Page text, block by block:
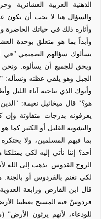
الذهنية العربية
والسؤال هنا لا يجب أن
وأثاره ذلك في حياتك الحاضرة
وأبداً بما هو متعلق بوحدة
يسألوك سؤالهم
ويحق للجميع أن يسألوه.
الجبل وهو يلقي عظته
وأبوك الذي تناجيه آناء
هو؟" قال ميخائيل نعيمة: "الدين
يعرفونه بدرجات متفاوتة
والتشويه القليل أو الكثير كما
بما فيهم المسلمين، ولا
أحد؟ إننا نأتي إليه لكي
الروح القدوس. نذهب إلى الله
لكي نغنم بالفردوس أو
قال ابن الفارض ورابعة
فردوسٌ فيه المسيح يعطينا